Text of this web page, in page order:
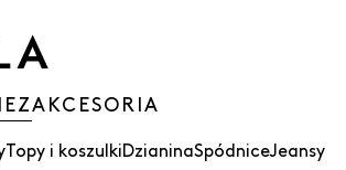
AKCESORIA
Topy i koszulki DzianinaSpódniceJeansy